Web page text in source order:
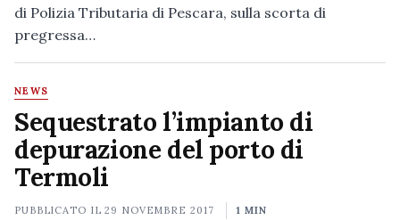
di Polizia Tributaria di Pescara, sulla scorta di
pregressa…
NEWS
Sequestrato l’impianto di
depurazione del porto di
Termoli
PUBBLICATO IL29 NOVEMBRE 2017 1 MIN